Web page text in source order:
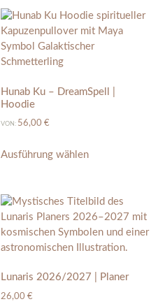
Hunab Ku – DreamSpell |
Hoodie
VON: 56,00 €
Ausführung wählen
Lunaris 2026/2027 | Planer
26,00 €